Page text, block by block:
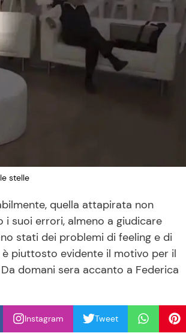
stelle
quella attapirata non
suoi errori, almeno a giudicare
stati dei problemi di feeling e di
è piuttosto evidente il motivo per il
domani sera accanto a Federica
Instagram Tweet